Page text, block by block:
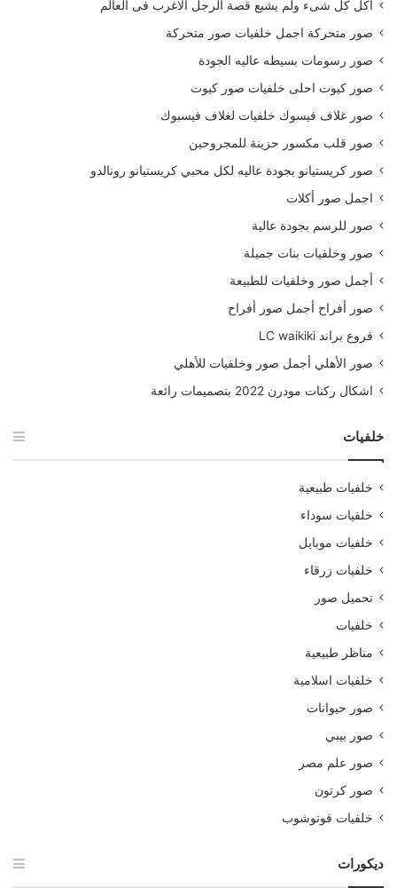
أكل كل شىء ولم يشبع قصة الرجل الاغرب فى العالم
صور متحركة اجمل خلفيات صور متحركة
صور رسومات بسيطه عاليه الجودة
صور كيوت احلى خلفيات صور كيوت
صور غلاف فيسوك خلفيات لغلاف فيسبوك
صور قلب مكسور حزينة للمجروحين
صور كريستيانو بجودة عاليه لكل محبي كريستيانو رونالدو
اجمل صور أكلات
صور للرسم بجودة عالية
صور وخلفيات بنات جميلة
أجمل صور وخلفيات للطبيعة
صور أفراح أجمل صور أفراح
فروع براند LC waikiki
صور الأهلي أجمل صور وخلفيات للأهلي
اشكال ركنات مودرن 2022 بتصميمات رائعة
خلفيات
خلفيات طبيعية
خلفيات سوداء
خلفيات موبايل
خلفيات زرقاء
تحميل صور
خلفيات
مناظر طبيعية
خلفيات اسلامية
صور حيوانات
صور بيبي
صور علم مصر
صور كرتون
خلفيات فوتوشوب
ديكورات